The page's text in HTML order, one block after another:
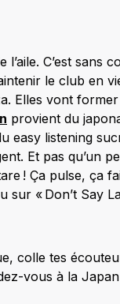
C’est sans
le club en
Elles vont
provient du
easy listening
Et pas qu’un
! Ça pulse, ça
sur « Don’t Say
colle tes
vous à la